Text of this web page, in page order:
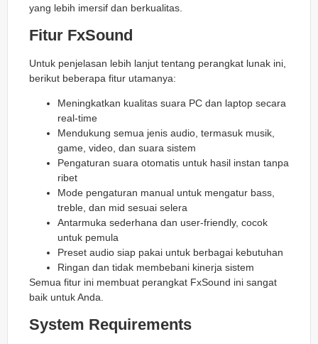
yang lebih imersif dan berkualitas.
Fitur FxSound
Untuk penjelasan lebih lanjut tentang perangkat lunak ini,
berikut beberapa fitur utamanya:
Meningkatkan kualitas suara PC dan laptop secara
real-time
Mendukung semua jenis audio, termasuk musik,
game, video, dan suara sistem
Pengaturan suara otomatis untuk hasil instan tanpa
ribet
Mode pengaturan manual untuk mengatur bass,
treble, dan mid sesuai selera
Antarmuka sederhana dan user-friendly, cocok
untuk pemula
Preset audio siap pakai untuk berbagai kebutuhan
Ringan dan tidak membebani kinerja sistem
Semua fitur ini membuat perangkat FxSound ini sangat
baik untuk Anda.
System Requirements